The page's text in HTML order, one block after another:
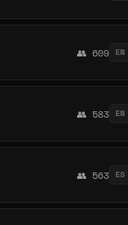
👥 609 EN
👥 583 EN
👥 563 ES